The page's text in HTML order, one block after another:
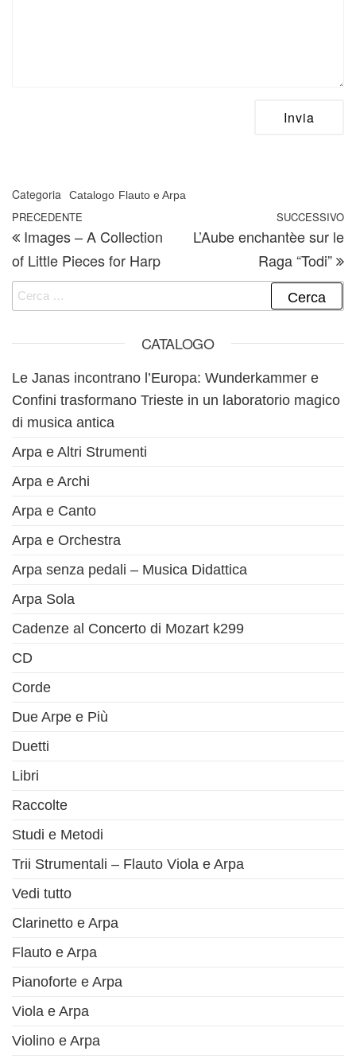
Categoria Catalogo Flauto e Arpa
Navigazione articoli
Articolo precedente
PRECEDENTE
Images – A Collection
of Little Pieces for Harp
SUCCESSIVO
L’Aube enchantèe sur le
Raga “Todi”
Ricerca per:
CATALOGO
Le Janas incontrano l’Europa: Wunderkammer e
Confini trasformano Trieste in un laboratorio magico
di musica antica
Arpa e Altri Strumenti
Arpa e Archi
Arpa e Canto
Arpa e Orchestra
Arpa senza pedali – Musica Didattica
Arpa Sola
Cadenze al Concerto di Mozart k299
CD
Corde
Due Arpe e Più
Duetti
Libri
Raccolte
Studi e Metodi
Trii Strumentali – Flauto Viola e Arpa
Vedi tutto
Clarinetto e Arpa
Flauto e Arpa
Pianoforte e Arpa
Viola e Arpa
Violino e Arpa